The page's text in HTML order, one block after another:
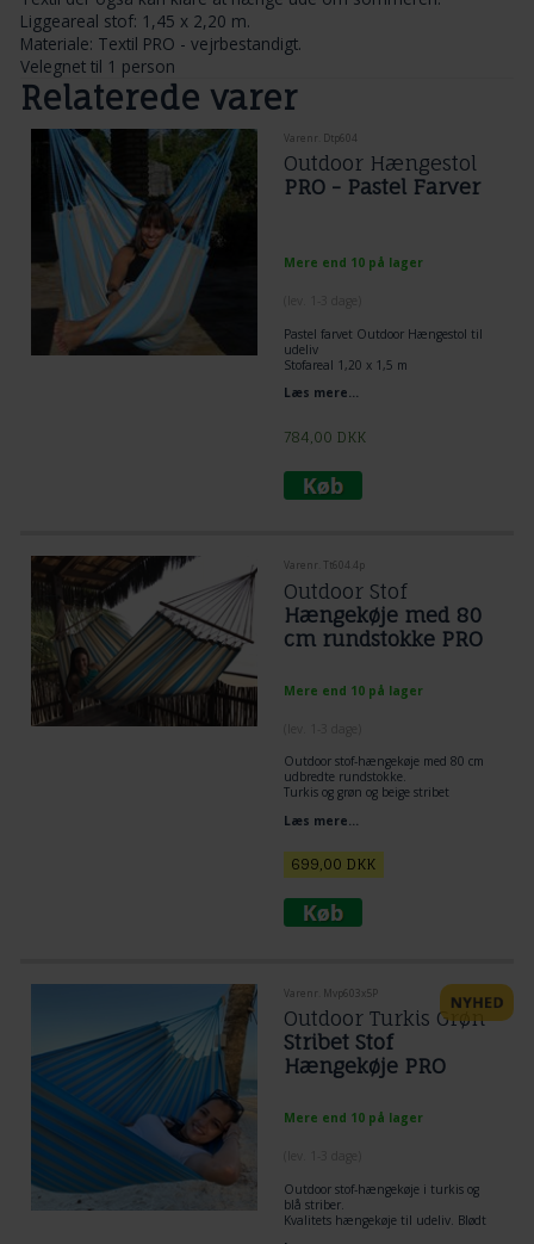
Liggeareal stof: 1,45 x 2,20 m.
Materiale: Textil PRO - vejrbestandigt.
Velegnet til 1 person
Relaterede varer
Varenr. Dtp604
Outdoor Hængestol
PRO - Pastel Farver
Mere end 10 på lager
Pastel farvet Outdoor Hængestol til
udeliv
Stofareal 1,20 x 1,5 m
Tværstang 1,1 m.
Læs mere...
784,00 DKK
Varenr. Tt604.4p
Outdoor Stof
Hængekøje med 80
cm rundstokke PRO
Mere end 10 på lager
Outdoor stof-hængekøje med 80 cm
udbredte rundstokke.
Turkis og grøn og beige stribet
Blødt og comfort rigtigt materiale til
Læs mere...
699,00 DKK
Varenr. Mvp603x5P
Outdoor Turkis Grøn
Stribet Stof
Hængekøje PRO
Mere end 10 på lager
Outdoor stof-hængekøje i turkis og
blå striber.
Kvalitets hængekøje til udeliv. Blødt